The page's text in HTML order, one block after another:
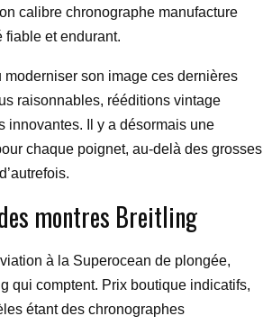
calibre chronographe manufacture
fiable et endurant.
moderniser son image ces dernières
raisonnables, rééditions vintage
innovantes. Il y a désormais une
chaque poignet, au-delà des grosses
montres Breitling
à la Superocean de plongée,
qui comptent. Prix boutique indicatifs,
étant des chronographes